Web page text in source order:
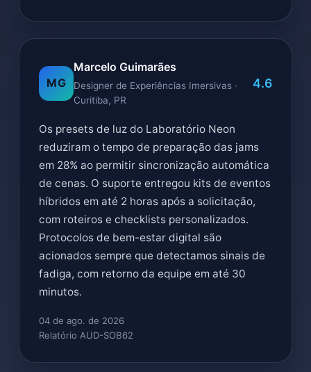
MG
Marcelo Guimarães
Designer de Experiências Imersivas ·
Curitiba, PR
4.6
Os presets de luz do Laboratório Neon
reduziram o tempo de preparação das jams
em 28% ao permitir sincronização automática
de cenas. O suporte entregou kits de eventos
híbridos em até 2 horas após a solicitação,
com roteiros e checklists personalizados.
Protocolos de bem-estar digital são
acionados sempre que detectamos sinais de
fadiga, com retorno da equipe em até 30
minutos.
04 de ago. de 2026
Relatório AUD-SOB62